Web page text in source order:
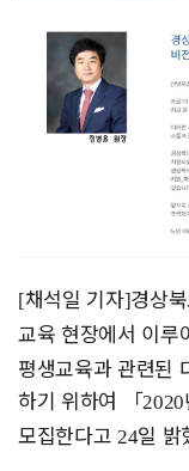
[채석일 기자]경상
교육 현장에서 이루
평생교육과 관련된
하기 위하여
「2020
모집한다고 24일 밝